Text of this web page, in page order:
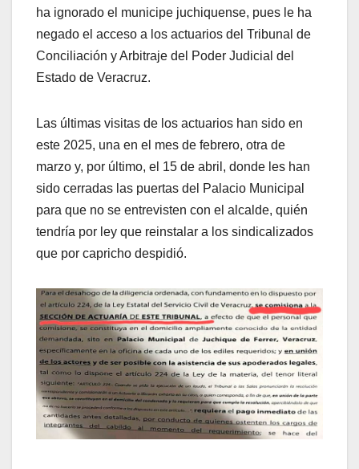
ha ignorado el municipe juchiquense, pues le ha
negado el acceso a los actuarios del Tribunal de
Conciliación y Arbitraje del Poder Judicial del
Estado de Veracruz.
Las últimas visitas de los actuarios han sido en
este 2025, una en el mes de febrero, otra de
marzo y, por último, el 15 de abril, donde les han
sido cerradas las puertas del Palacio Municipal
para que no se entrevisten con el alcalde, quién
tendría por ley que reinstalar a los sindicalizados
que por capricho despidió.